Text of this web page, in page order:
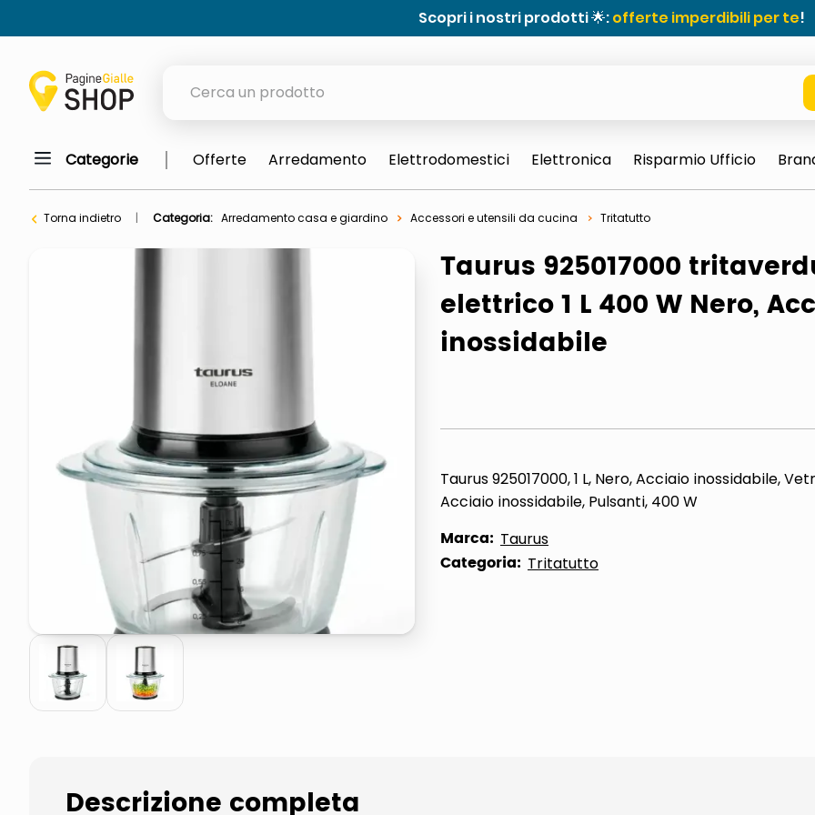
Scopri i nostri prodotti 🌟:offerte imperdibili per te!
meme
italia independent occhiali sole 0703 thin rotondo sun
pattumiera raccolta differenziata
asciuga capelli spazzola
Categorie Offerte Arredamento Elettrodomestici Elettronica Risparmio Ufficio
Torna indietro Categoria: Arredamento casa e giardino Accessori e utensili da cucina Tritatutto
Taurus 925017000
elettrico 1 L 400 W Nero,
inossidabile
Taurus 925017000, 1 L, Nero, Acciaio inossidabile,
Acciaio inossidabile, Pulsanti, 400 W
Marca: Taurus
Categoria: Tritatutto
Descrizione completa